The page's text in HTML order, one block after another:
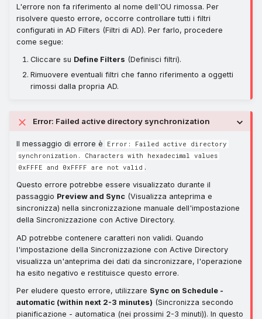
L'errore non fa riferimento al nome dell'OU rimossa. Per
risolvere questo errore, occorre controllare tutti i filtri
configurati in AD Filters (Filtri di AD). Per farlo, procedere
come segue:
Cliccare su Define Filters (Definisci filtri).
Rimuovere eventuali filtri che fanno riferimento a oggetti
rimossi dalla propria AD.
Error: Failed active directory synchronization
Il messaggio di errore è
Error: Failed active directory
synchronization. Characters with hexadecimal values
0xFFFE and 0xFFFF are not valid .
Questo errore potrebbe essere visualizzato durante il
passaggio Preview and Sync (Visualizza anteprima e
sincronizza) nella sincronizzazione manuale dell'impostazione
della Sincronizzazione con Active Directory.
AD potrebbe contenere caratteri non validi. Quando
l'impostazione della Sincronizzazione con Active Directory
visualizza un'anteprima dei dati da sincronizzare, l'operazione
ha esito negativo e restituisce questo errore.
Per eludere questo errore, utilizzare Sync on Schedule -
automatic (within next 2-3 minutes) (Sincronizza secondo
pianificazione - automatica (nei prossimi 2-3 minuti)). In questo